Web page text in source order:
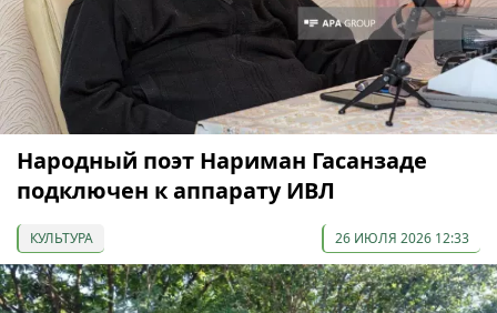
Народный поэт Нариман Гасанзаде
подключен к аппарату ИВЛ
КУЛЬТУРА 26 ИЮЛЯ 2026 12:33